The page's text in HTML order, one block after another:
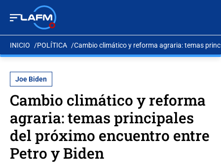
INICIO POLÍTICA Cambio climático y reforma agraria: temas
Joe Biden
Cambio climático y reforma
agraria: temas principales
del próximo encuentro entre
Petro y Biden